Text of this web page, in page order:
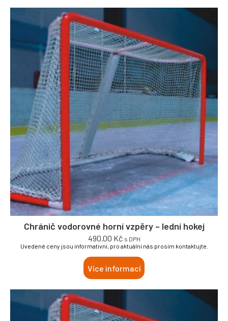
Chránič vodorovné horní vzpěry – lední hokej
490.00 Kč s DPH
Uvedené ceny jsou informativní, pro aktuální nás prosím kontaktujte.
Více informací